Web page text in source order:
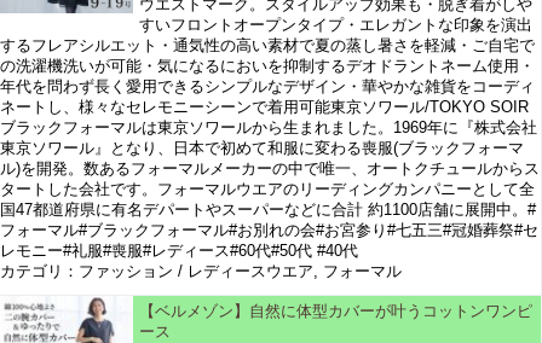
ウエストマーク。スタイルアップ効果も・脱ぎ着がしや
すいフロントオープンタイプ・エレガントな印象を演出
するフレアシルエット・通気性の高い素材で夏の蒸し暑さを軽減・ご自宅で
の洗濯機洗いが可能・気になるにおいを抑制するデオドラントネーム使用・
年代を問わず長く愛用できるシンプルなデザイン・華やかな雑貨をコーディ
ネートし、様々なセレモニーシーンで着用可能東京ソワール/TOKYO SOIR
ブラックフォーマルは東京ソワールから生まれました。1969年に『株式会社
東京ソワール』となり、日本で初めて和服に変わる喪服(ブラックフォーマ
ル)を開発。数あるフォーマルメーカーの中で唯一、オートクチュールからス
タートした会社です。フォーマルウエアのリーディングカンパニーとして全
国47都道府県に有名デパートやスーパーなどに合計 約1100店舗に展開中。#
フォーマル#ブラックフォーマル#お別れの会#お宮参り#七五三#冠婚葬祭#セ
レモニー#礼服#喪服#レディース#60代#50代 #40代
カテゴリ：ファッション / レディースウエア, フォーマル
【ベルメゾン】自然に体型カバーが叶うコットンワンピ
ース